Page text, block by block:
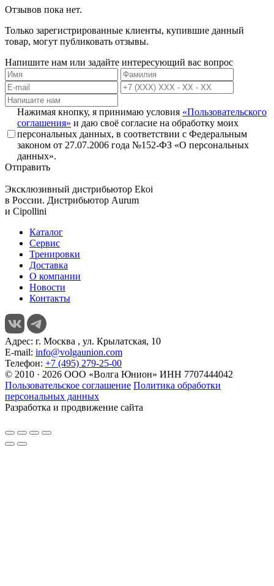
Отзывов пока нет.
Только зарегистрированные клиенты, купившие данный
товар, могут публиковать отзывы.
Напишите нам или задайте интересующий вас вопрос
Нажимая кнопку, я принимаю условия «Пользовательского
соглашения» и даю своё согласие на обработку моих
персональных данных, в соответствии с Федеральным
законом от 27.07.2006 года №152-ФЗ «О персональных
данных».
Отправить
Эксклюзивный дистрибьютор Ekoi
в России. Дистрибьютор Aurum
и Cipollini
Каталог
Сервис
Тренировки
Доставка
О компании
Новости
Контакты
Адрес: г. Москва , ул. Крылатская, 10
E-mail: info@volgaunion.com
Телефон: +7 (495) 279-25-00
© 2010 · 2026 ООО «Волга Юнион» ИНН 7707444042
Пользовательское соглашение Политика обработки
персональных данных
Разработка и продвижение сайта